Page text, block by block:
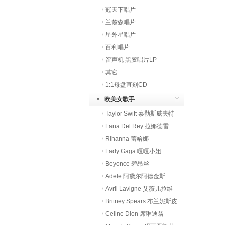
冠天下唱片
兰楚森唱片
星外星唱片
百利唱片
留声机 黑胶唱片LP
其它
1:1母盘直刻CD
欧美女歌手
Taylor Swift 泰勒斯威夫特
Lana Del Rey 拉娜德雷
Rihanna 蕾哈娜
Lady Gaga 嘎嘎小姐
Beyonce 碧昂丝
Adele 阿黛尔阿德金斯
Avril Lavigne 艾薇儿拉维
Britney Spears 布兰妮斯皮
Celine Dion 席琳迪翁